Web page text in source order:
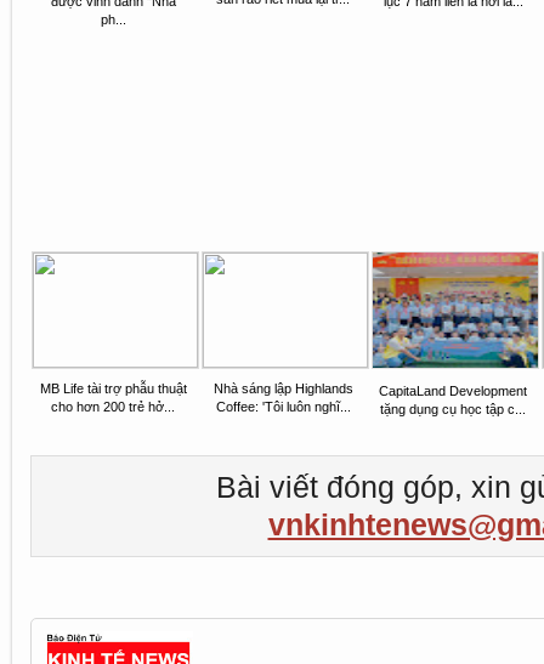
ph...
MB Life tài trợ phẫu thuật
cho hơn 200 trẻ hở...
Nhà sáng lập Highlands
Coffee: 'Tôi luôn nghĩ...
CapitaLand Development
tặng dụng cụ học tập c...
Bài viết đóng góp, xin